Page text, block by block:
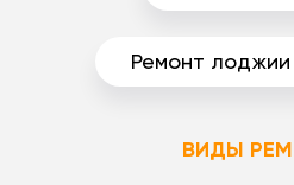
Ремонт
ВИДЫ